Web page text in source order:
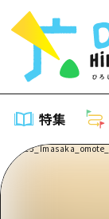
特集